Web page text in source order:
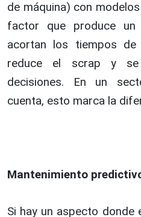
de máquina) con
factor que produce
acortan los tiempos
reduce el scrap y
decisiones. En un
cuenta, esto marca la
Mantenimiento
Si hay un aspecto donde